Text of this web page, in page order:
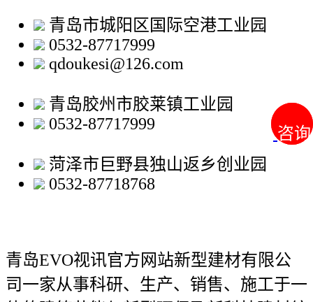
咨询
咨询
青岛市城阳区国际空港工业园
0532-87717999
qdoukesi@126.com
青岛胶州市胶莱镇工业园
0532-87717999
菏泽市巨野县独山返乡创业园
0532-87718768
青岛EVO视讯官方网站新型建材有限公
司一家从事科研、生产、销售、施工于一